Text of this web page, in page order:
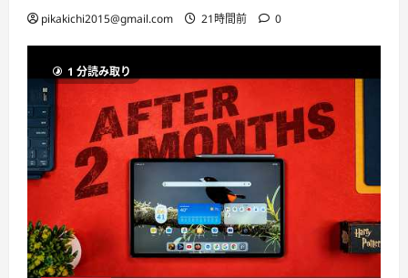
pikakichi2015@gmail.com 21時間前 0
1 分読み取り